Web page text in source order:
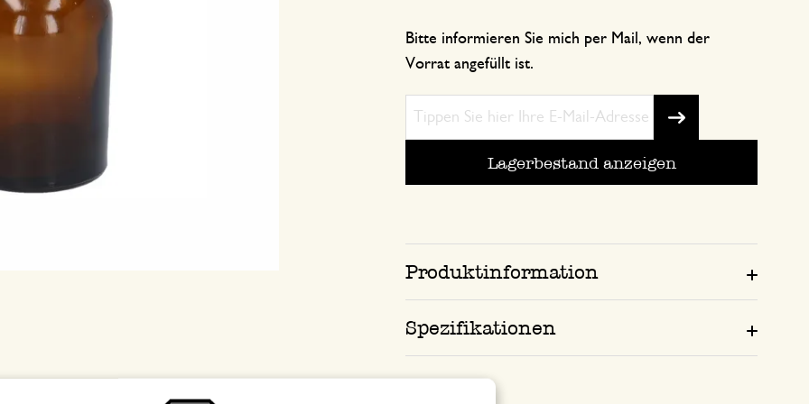
Bitte informieren Sie mich per Mail, wenn der
Vorrat angefüllt ist.
Lagerbestand anzeigen
Produktinformation
Spezifikationen